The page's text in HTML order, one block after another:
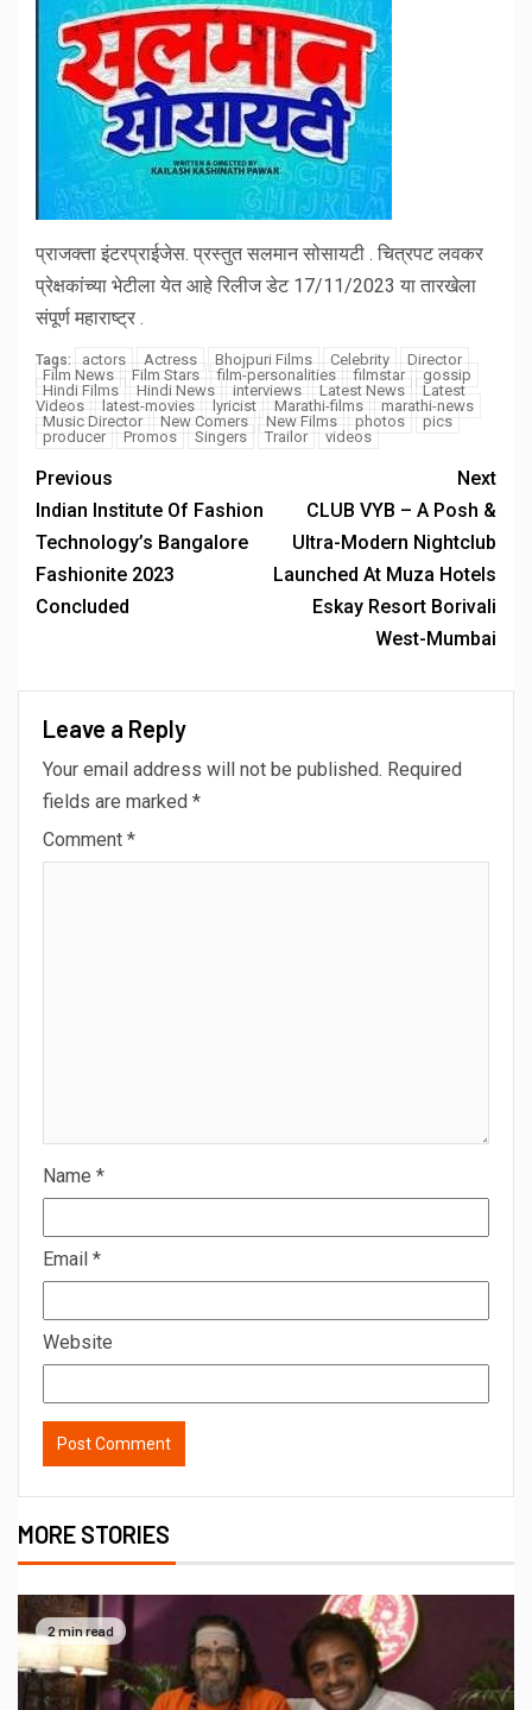
प्राजक्ता इंटरप्राईजेस. प्रस्तुत सलमान सोसायटी . चित्रपट लवकर
प्रेक्षकांच्या भेटीला येत आहे रिलीज डेट 17/11/2023 या तारखेला
संपूर्ण महाराष्ट्र .
Tags: actors Actress Bhojpuri Films Celebrity
Director
Film News
Film Stars film-personalities filmstar
gossip
Hindi Films
Hindi News interviews Latest News
Latest
Videos
latest-movies lyricist Marathi-films
marathi-news
Music Director
New Comers New Films photos
pics
producer
Promos Singers Trailor videos
Previous
Indian Institute Of Fashion
Technology’s Bangalore
Fashionite 2023
Concluded
Next
CLUB VYB – A Posh &
Ultra-Modern Nightclub
Launched At Muza Hotels
Eskay Resort Borivali
West-Mumbai
Leave a Reply
Your email address will not be published. Required
fields are marked *
Comment *
Name *
Email *
Website
MORE STORIES
2 min read